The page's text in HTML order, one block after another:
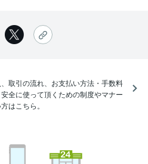
取引の流れ、お支払い方法・手数料
全に使って頂くための制度やマナー
はこちら。